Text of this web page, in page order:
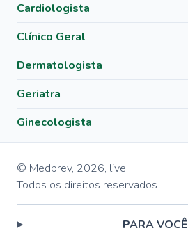
Cardiologista
Clínico Geral
Dermatologista
Geriatra
Ginecologista
© Medprev, 2026, live
Todos os direitos reservados
PARA VOCÊ